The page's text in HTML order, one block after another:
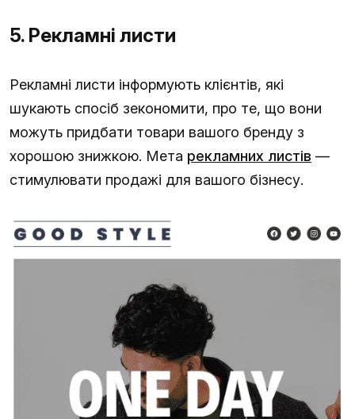
5. Рекламні листи
Рекламні листи інформують клієнтів, які
шукають спосіб зекономити, про те, що вони
можуть придбати товари вашого бренду з
хорошою знижкою. Мета рекламних листів —
стимулювати продажі для вашого бізнесу.